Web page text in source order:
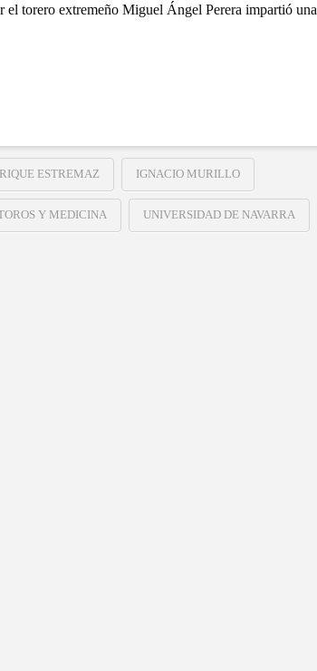
torero extremeño Miguel Ángel Perera impartió una
ESTREMAZ IGNACIO MURILLO
Y MEDICINA UNIVERSIDAD DE NAVARRA